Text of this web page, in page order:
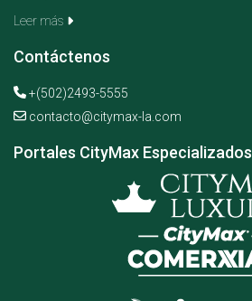
Leer más
Contáctenos
+(502)2493-5555
contacto@citymax-la.com
Portales CityMax Especializados